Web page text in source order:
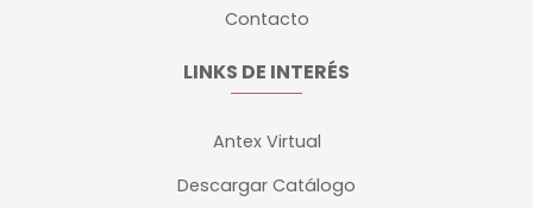
Contacto
LINKS DE INTERÉS
Antex Virtual
Descargar Catálogo